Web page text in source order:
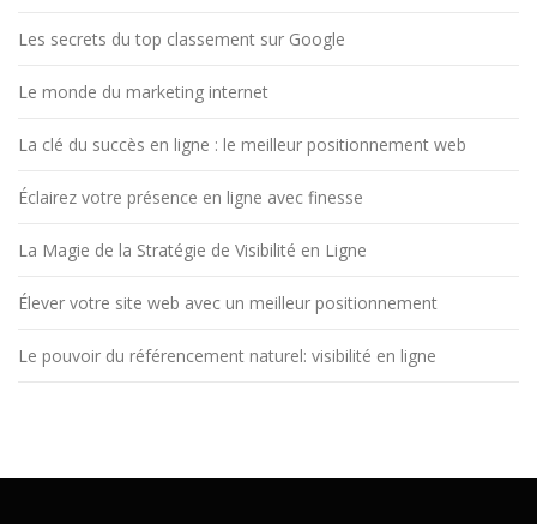
Les secrets du top classement sur Google
Le monde du marketing internet
La clé du succès en ligne : le meilleur positionnement web
Éclairez votre présence en ligne avec finesse
La Magie de la Stratégie de Visibilité en Ligne
Élever votre site web avec un meilleur positionnement
Le pouvoir du référencement naturel: visibilité en ligne